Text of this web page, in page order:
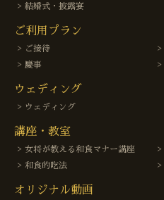
結婚式・披露宴
ご利用プラン
ご接待
慶事
ウェディング
ウェディング
講座・教室
女将が教える和食マナー講座
和食的吃法
オリジナル動画